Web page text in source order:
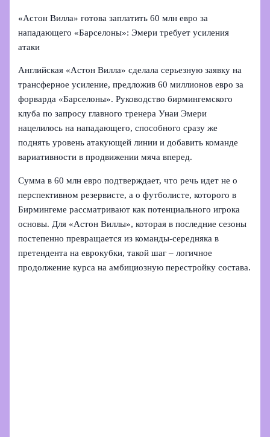
«Астон Вилла» готова заплатить 60 млн евро за
нападающего «Барселоны»: Эмери требует усиления
атаки
Английская «Астон Вилла» сделала серьезную заявку на
трансферное усиление, предложив 60 миллионов евро за
форварда «Барселоны». Руководство бирмингемского
клуба по запросу главного тренера Унаи Эмери
нацелилось на нападающего, способного сразу же
поднять уровень атакующей линии и добавить команде
вариативности в продвижении мяча вперед.
Сумма в 60 млн евро подтверждает, что речь идет не о
перспективном резервисте, а о футболисте, которого в
Бирмингеме рассматривают как потенциального игрока
основы. Для «Астон Виллы», которая в последние сезоны
постепенно превращается из команды-середняка в
претендента на еврокубки, такой шаг – логичное
продолжение курса на амбициозную перестройку состава.